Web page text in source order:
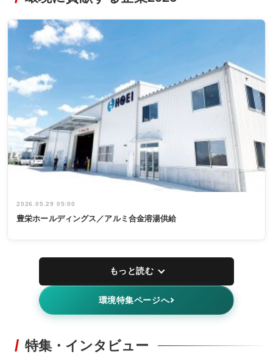
2026.05.29 05:00
豊栄ホールディングス／アルミ合金溶湯供給
もっと読む
環境特集ページへ
特集・インタビュー